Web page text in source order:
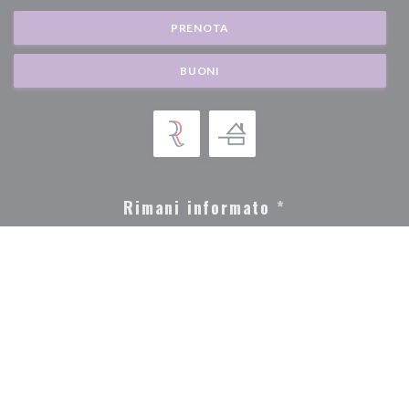
PRENOTA
BUONI
Rimani informato *